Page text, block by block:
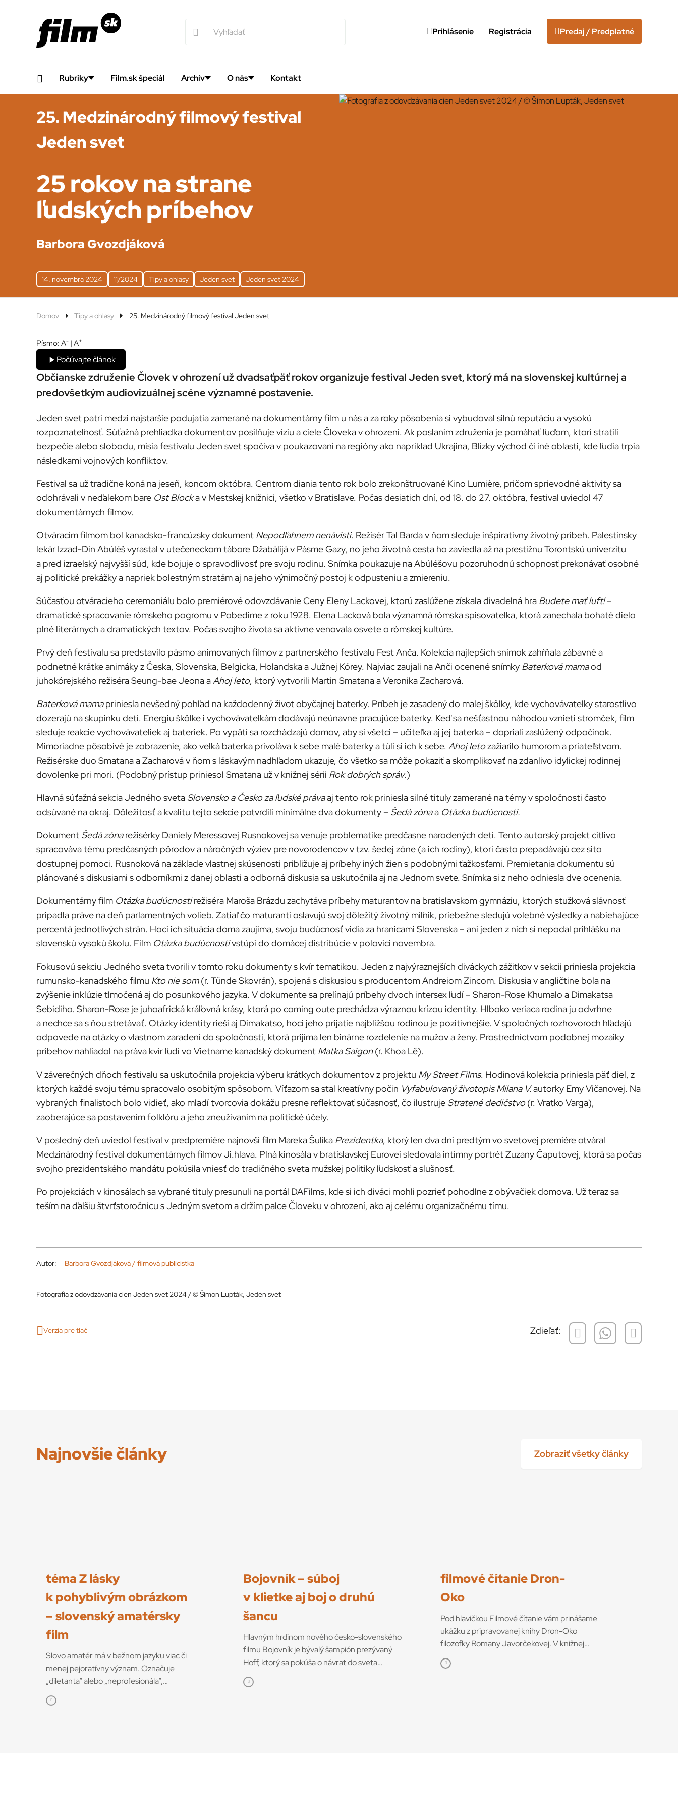
Rubriky Film.sk špeciál Archív O nás Kontakt
Prihlásenie Registrácia Predaj / Predplatné
25. Medzinárodný filmový festival
Jeden svet
25 rokov na strane
ľudských príbehov
Barbora Gvozdjáková
14. novembra 2024 11/2024 Tipy a ohlasy Jeden svet Jeden svet 2024
Domov Tipy a ohlasy 25. Medzinárodný filmový festival Jeden svet
Písmo: A- | A+
Počúvajte článok
Občianske združenie Človek v ohrození už dvadsaťpäť rokov organizuje festival Jeden svet, ktorý má na slovenskej kultúrnej a
predovšetkým audiovizuálnej scéne významné postavenie.
Jeden svet patrí medzi najstaršie podujatia zamerané na dokumentárny film u nás a za roky pôsobenia si vybudoval silnú reputáciu a vysokú
rozpoznateľnosť. Súťažná prehliadka dokumentov posilňuje víziu a ciele Človeka v ohrození. Ak poslaním združenia je pomáhať ľuďom, ktorí stratili
bezpečie alebo slobodu, misia festivalu Jeden svet spočíva v poukazovaní na regióny ako napríklad Ukrajina, Blízky východ či iné oblasti, kde ľudia trpia
následkami vojnových konfliktov.
Festival sa už tradične koná na jeseň, koncom októbra. Centrom diania tento rok bolo zrekonštruované Kino Lumière, pričom sprievodné aktivity sa
odohrávali v neďalekom bare Ost Blocka v Mestskej knižnici, všetko v Bratislave. Počas desiatich dní, od 18. do 27. októbra, festival uviedol 47
dokumentárnych filmov.
Otváracím filmom bol kanadsko-francúzsky dokument Nepodľahnem nenávisti. Režisér Tal Barda v ňom sleduje inšpiratívny životný príbeh. Palestínsky
lekár Izzad-Dín Abúléš vyrastal v utečeneckom tábore Džabálijá v Pásme Gazy, no jeho životná cesta ho zaviedla až na prestížnu Torontskú univerzitu
a pred izraelský najvyšší súd, kde bojuje o spravodlivosť pre svoju rodinu. Snímka poukazuje na Abúléšovu pozoruhodnú schopnosť prekonávať osobné
aj politické prekážky a napriek bolestným stratám aj na jeho výnimočný postoj k odpusteniu a zmiereniu.
Súčasťou otváracieho ceremoniálu bolo premiérové odovzdávanie Ceny Eleny Lackovej, ktorú zaslúžene získala divadelná hra Budete mať luft!–
dramatické spracovanie rómskeho pogromu v Pobedime z roku 1928. Elena Lacková bola významná rómska spisovateľka, ktorá zanechala bohaté dielo
plné literárnych a dramatických textov. Počas svojho života sa aktívne venovala osvete o rómskej kultúre.
Prvý deň festivalu sa predstavilo pásmo animovaných filmov z partnerského festivalu Fest Anča. Kolekcia najlepších snímok zahŕňala zábavné a
podnetné krátke animáky z Česka, Slovenska, Belgicka, Holandska a Južnej Kórey. Najviac zaujali na Anči ocenené snímky Baterková mamaod
juhokórejského režiséra Seung-bae Jeona aAhoj leto, ktorý vytvorili Martin Smatana a Veronika Zacharová.
Baterková mamapriniesla nevšedný pohľad na každodenný život obyčajnej baterky. Príbeh je zasadený do malej škôlky, kde vychovávateľky starostlivo
dozerajú na skupinku detí. Energiu škôlke i vychovávateľkám dodávajú neúnavne pracujúce baterky. Keď sa nešťastnou náhodou vznieti stromček, film
sleduje reakcie vychovávateliek aj bateriek. Po vypätí sa rozchádzajú domov, aby si všetci – učiteľka aj jej baterka – dopriali zaslúžený odpočinok.
Mimoriadne pôsobivé je zobrazenie, ako veľká baterka privoláva k sebe malé baterky a túli si ich k sebe. Ahoj letozažiarilo humorom a priateľstvom.
Režisérske duo Smatana a Zacharová v ňom s láskavým nadhľadom ukazuje, čo všetko sa môže pokaziť a skomplikovať na zdanlivo idylickej rodinnej
dovolenke pri mori. (Podobný prístup priniesol Smatana už v knižnej sérii Rok dobrých správ.)
Hlavná súťažná sekcia Jedného sveta Slovensko a Česko za ľudské právaaj tento rok priniesla silné tituly zamerané na témy v spoločnosti často
odsúvané na okraj. Dôležitosť a kvalitu tejto sekcie potvrdili minimálne dva dokumenty – Šedá zónaa Otázka budúcnosti.
Dokument Šedá zónarežisérky Daniely Meressovej Rusnokovej sa venuje problematike predčasne narodených detí. Tento autorský projekt citlivo
spracováva tému predčasných pôrodov a náročných výziev pre novorodencov v tzv. šedej zóne (a ich rodiny), ktorí často prepadávajú cez sito
dostupnej pomoci. Rusnoková na základe vlastnej skúsenosti približuje aj príbehy iných žien s podobnými ťažkosťami. Premietania dokumentu sú
plánované s diskusiami s odborníkmi z danej oblasti a odborná diskusia sa uskutočnila aj na Jednom svete. Snímka si z neho odniesla dve ocenenia.
Dokumentárny film Otázka budúcnostirežiséra Maroša Brázdu zachytáva príbehy maturantov na bratislavskom gymnáziu, ktorých stužková slávnosť
pripadla práve na deň parlamentných volieb. Zatiaľ čo maturanti oslavujú svoj dôležitý životný míľnik, priebežne sledujú volebné výsledky a nabiehajúce
percentá jednotlivých strán. Hoci ich situácia doma zaujíma, svoju budúcnosť vidia za hranicami Slovenska – ani jeden z nich si nepodal prihlášku na
slovenskú vysokú školu. Film Otázka budúcnostivstúpi do domácej distribúcie v polovici novembra.
Fokusovú sekciu Jedného sveta tvorili v tomto roku dokumenty s kvír tematikou. Jeden z najvýraznejších diváckych zážitkov v sekcii priniesla projekcia
rumunsko-kanadského filmu Kto nie som(r. Tünde Skovrán), spojená s diskusiou s producentom Andreiom Zincom. Diskusia v angličtine bola na
zvýšenie inklúzie tlmočená aj do posunkového jazyka. V dokumente sa prelínajú príbehy dvoch intersex ľudí – Sharon-Rose Khumalo a Dimakatsa
Sebidiho. Sharon-Rose je juhoafrická kráľovná krásy, ktorá po coming oute prechádza výraznou krízou identity. Hlboko veriaca rodina ju odvrhne
a nechce sa s ňou stretávať. Otázky identity rieši aj Dimakatso, hoci jeho prijatie najbližšou rodinou je pozitívnejšie. V spoločných rozhovoroch hľadajú
odpovede na otázky o vlastnom zaradení do spoločnosti, ktorá prijíma len binárne rozdelenie na mužov a ženy. Prostredníctvom podobnej mozaiky
príbehov nahliadol na práva kvír ľudí vo Vietname kanadský dokument Matka Saigon(r. Khoa Lê).
V záverečných dňoch festivalu sa uskutočnila projekcia výberu krátkych dokumentov z projektu My Street Films. Hodinová kolekcia priniesla päť diel, z
ktorých každé svoju tému spracovalo osobitým spôsobom. Víťazom sa stal kreatívny počin Vyfabulovaný životopis Milana V.autorky Emy Vičanovej. Na
vybraných finalistoch bolo vidieť, ako mladí tvorcovia dokážu presne reflektovať súčasnosť, čo ilustruje Stratené dedičstvo(r. Vratko Varga),
zaoberajúce sa postavením folklóru a jeho zneužívaním na politické účely.
V posledný deň uviedol festival v predpremiére najnovší film Mareka Šulíka Prezidentka, ktorý len dva dni predtým vo svetovej premiére otváral
Medzinárodný festival dokumentárnych filmov Ji.hlava. Plná kinosála v bratislavskej Eurovei sledovala intímny portrét Zuzany Čaputovej, ktorá sa počas
svojho prezidentského mandátu pokúsila vniesť do tradičného sveta mužskej politiky ľudskosť a slušnosť.
Po projekciách v kinosálach sa vybrané tituly presunuli na portál DAFilms, kde si ich diváci mohli pozrieť pohodlne z obývačiek domova. Už teraz sa
teším na ďalšiu štvrťstoročnicu s Jedným svetom a držím palce Človeku v ohrození, ako aj celému organizačnému tímu.
Autor: Barbora Gvozdjáková / filmová publicistka
Fotografia z odovdzávania cien Jeden svet 2024 / © Šimon Lupták, Jeden svet
Verzia pre tlač Zdieľať:
Najnovšie články
téma Z lásky
k pohyblivým obrázkom
– slovenský amatérsky
film
Slovo amatér má v bežnom jazyku viac či
menej pejoratívny význam. Označuje
„diletanta“ alebo „neprofesionála“,
postaveného do protikladu k odborníkovi či
profesionálovi. Ale pri definícii pojmu
Bojovník – súboj
v klietke aj boj o druhú
šancu
Hlavným hrdinom nového česko-slovenského
filmu Bojovník je bývalý šampión prezývaný
Hoff, ktorý sa pokúša o návrat do sveta
bojových športov. V snímke režisérov Vojtěcha
Friča a Tomáša Dianišku ho stvárňuje Milan
filmové čítanie Dron-
Oko
Pod hlavičkou Filmové čítanie vám prinášame
ukážku z pripravovanej knihy Dron-Oko
filozofky Romany Javorčekovej. V knižnej
edícii časopisu Kino-Ikon Cinestézia ju onedlho
vydá Slovenský filmový ústav. V knihe sa
Zobraziť všetky články